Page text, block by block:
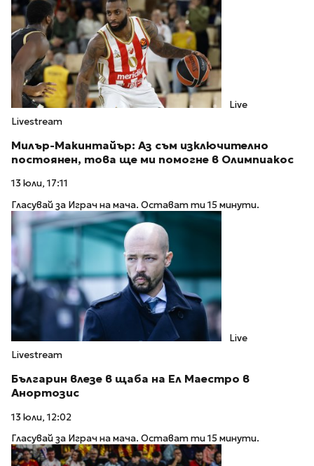
Live
Livestream
Милър-Макинтайър: Аз съм изключително
постоянен, това ще ми помогне в Олимпиакос
13 юли, 17:11
Гласувай за Играч на мача. Остават ти 15 минути.
Live
Livestream
Българин влезе в щаба на Ел Маестро в
Анортозис
13 юли, 12:02
Гласувай за Играч на мача. Остават ти 15 минути.